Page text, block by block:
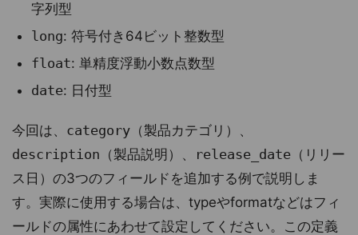
字列型
long: 符号付き64ビット整数型
float: 単精度浮動小数点数型
date: 日付型
今回は、 category （製品カテゴリ）、
description （製品説明）、 release_date （リリー
ス日）の3つのフィールドを追加する例で説明しま
す。実際に使用する場合は、typeやformatなどはフィ
ールドの属性にあわせて設定してください。この定義